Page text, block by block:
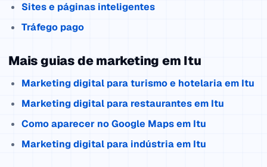
Sites e páginas inteligentes
Tráfego pago
Mais guias de marketing em Itu
Marketing digital para turismo e hotelaria em Itu
Marketing digital para restaurantes em Itu
Como aparecer no Google Maps em Itu
Marketing digital para indústria em Itu